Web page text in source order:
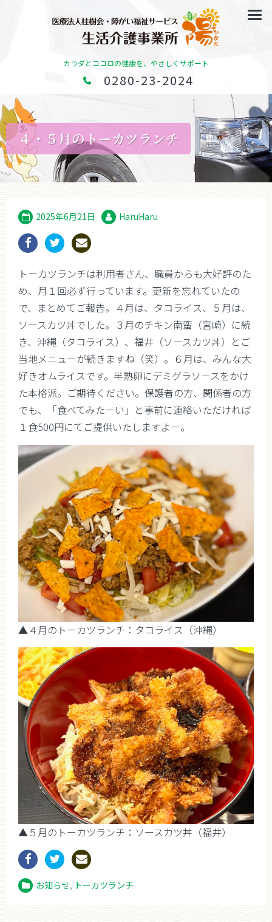
カラダとココロの健康を、やさしくサポート
0280-23-2024
４・５月のトーカツランチ
2025年6月21日 HaruHaru
トーカツランチは利用者さん、職員からも大好評のた
め、月１回必ず行っています。更新を忘れていたの
で、まとめてご報告。４月は、タコライス、５月は、
ソースカツ丼でした。３月のチキン南蛮（宮崎）に続
き、沖縄（タコライス）、福井（ソースカツ丼）とご
当地メニューが続きますね（笑）。６月は、みんな大
好きオムライスです。半熟卵にデミグラソースをかけ
た本格派。ご期待ください。保護者の方、関係者の方
でも、「食べてみたーい」と事前に連絡いただければ
１食500円にてご提供いたしますよー。
▲４月のトーカツランチ：タコライス（沖縄）
▲５月のトーカツランチ：ソースカツ丼（福井）
お知らせ, トーカツランチ